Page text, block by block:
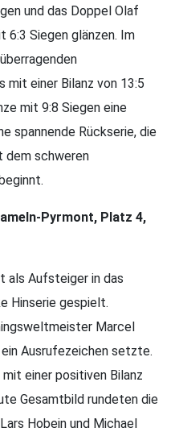
und das Doppel Olaf
6:3 Siegen glänzen. Im
mit einer Bilanz von 13:5
mit 9:8 Siegen eine
spannende Rückserie, die
dem schweren
Pyrmont, Platz 4,
als Aufsteiger in das
Hinserie gespielt.
Marcel
Ausrufezeichen setzte.
einer positiven Bilanz
Gesamtbild rundeten die
Hobein und Michael